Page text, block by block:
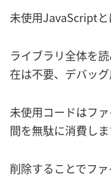
未使用JavaScript
ライブラリ全体を
在は不要、デバッ
未使用コードはフ
間を無駄に消費しま
削除することでフ